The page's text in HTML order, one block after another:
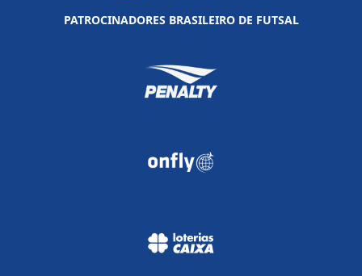
PATROCINADORES BRASILEIRO DE FUTSAL